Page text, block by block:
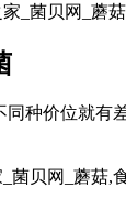
_菌贝网_蘑
种价位就有
菌贝网_蘑菇,